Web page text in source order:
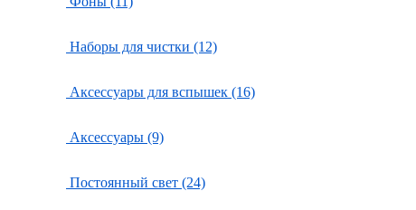
Наборы для чистки (12)
Аксессуары для вспышек (16)
Аксессуары (9)
Постоянный свет (24)